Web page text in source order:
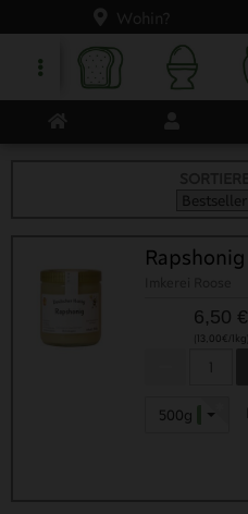
Rapshonig
6,50 €
(13,00€/1kg)
500g - 30 %